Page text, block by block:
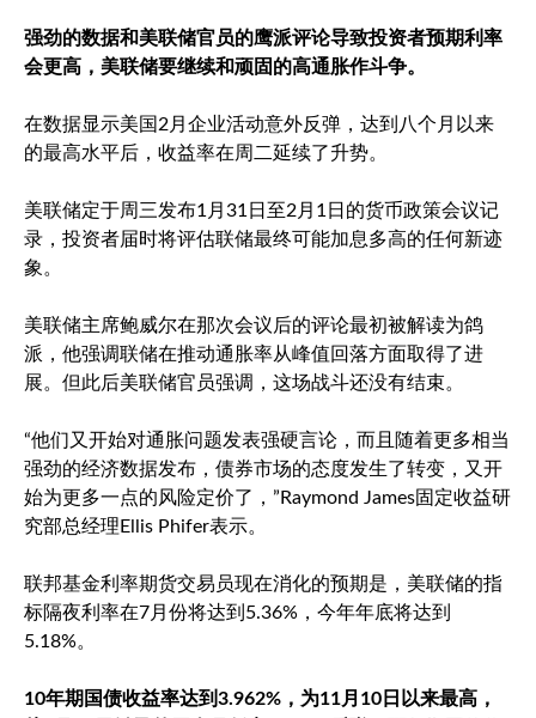
强劲的数据和美联储官员的鹰派评论导致投资者预期利率
会更高，美联储要继续和顽固的高通胀作斗争。
在数据显示美国2月企业活动意外反弹，达到八个月以来
的最高水平后，收益率在周二延续了升势。
美联储定于周三发布1月31日至2月1日的货币政策会议记
录，投资者届时将评估联储最终可能加息多高的任何新迹
象。
美联储主席鲍威尔在那次会议后的评论最初被解读为鸽
派，他强调联储在推动通胀率从峰值回落方面取得了进
展。但此后美联储官员强调，这场战斗还没有结束。
“他们又开始对通胀问题发表强硬言论，而且随着更多相当
强劲的经济数据发布，债券市场的态度发生了转变，又开
始为更多一点的风险定价了，”Raymond James固定收益研
究部总经理Ellis Phifer表示。
联邦基金利率期货交易员现在消化的预期是，美联储的指
标隔夜利率在7月份将达到5.36%，今年年底将达到
5.18%。
10年期国债收益率达到3.962%，为11月10日以来最高，